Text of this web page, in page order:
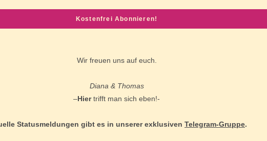
Wir freuen uns auf euch.
Diana & Thomas
–Hiertrifft man sich eben!-
Statusmeldungen gibt es in unserer exklusiven Telegram-Gruppe.